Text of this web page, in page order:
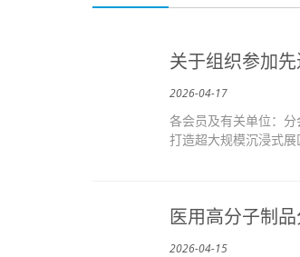
关于组织参加
2026-04-17
各会员及有关单位：
打造超大规模沉浸式
医用高分子制
2026-04-15